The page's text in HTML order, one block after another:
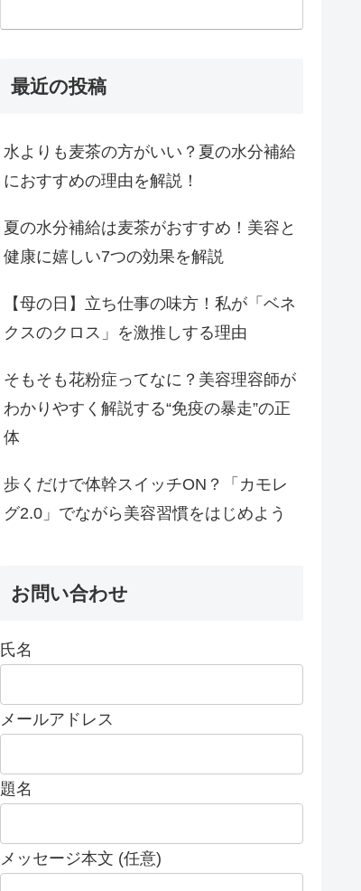
最近の投稿
水よりも麦茶の方がいい？夏の水分補給
におすすめの理由を解説！
夏の水分補給は麦茶がおすすめ！美容と
健康に嬉しい7つの効果を解説
【母の日】立ち仕事の味方！私が「ベネ
クスのクロス」を激推しする理由
そもそも花粉症ってなに？美容理容師が
わかりやすく解説する“免疫の暴走”の正
体
歩くだけで体幹スイッチON？「カモレ
グ2.0」でながら美容習慣をはじめよう
お問い合わせ
氏名
メールアドレス
題名
メッセージ本文 (任意)